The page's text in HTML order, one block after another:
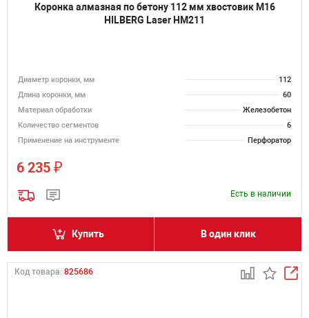
Коронка алмазная по бетону 112 мм хвостовик M16
HILBERG Laser HM211
Диаметр коронки, мм
112
Длина коронки, мм
60
Материал обработки
Железобетон
Количество сегментов
6
Применение на инструменте
Перфоратор
6 235 ₽
Есть в наличии
Купить В один клик
Код товара: 825686